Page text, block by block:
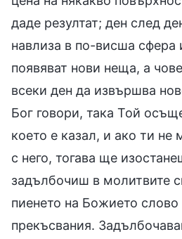
даде резултат; ден след
навлиза в по-висша сфера
появяват нови неща, а
всеки ден да извършва
Бог говори, така Той
което е казал, и ако ти
с него, тогава ще
задълбочиш в молитвите
пиенето на Божието
прекъсвания.